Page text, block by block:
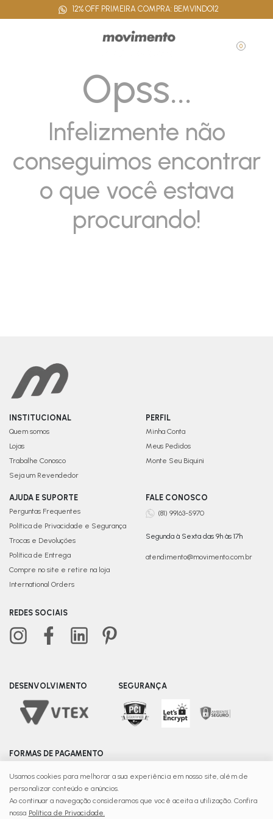
12% OFF PRIMEIRA COMPRA: BEMVINDO12
0
Opss...
Infelizmente não
conseguimos encontrar
o que você estava
procurando!
INSTITUCIONAL
Quem somos
Lojas
Trabalhe Conosco
Seja um Revendedor
PERFIL
Minha Conta
Meus Pedidos
Monte Seu Biquini
AJUDA E SUPORTE
Perguntas Frequentes
Política de Privacidade e Segurança
Trocas e Devoluções
Política de Entrega
Compre no site e retire na loja
International Orders
FALE CONOSCO
(81) 99163-5970
Segunda à Sexta das 9h às 17h
atendimento@movimento.com.br
REDES SOCIAIS
DESENVOLVIMENTO SEGURANÇA
FORMAS DE PAGAMENTO
© Copyright 2025 | Movimento - Razão Social C Fonte
Ltda - CNPJ: 08.139.156/0015-65 Recife – PE - CEP 51220-
Usamos cookies para melhorar a sua experiência em nosso site, além de
personalizar conteúdo e anúncios.
Ao continuar a navegação consideramos que você aceita a utilização. Confira
nossa Política de Privacidade.